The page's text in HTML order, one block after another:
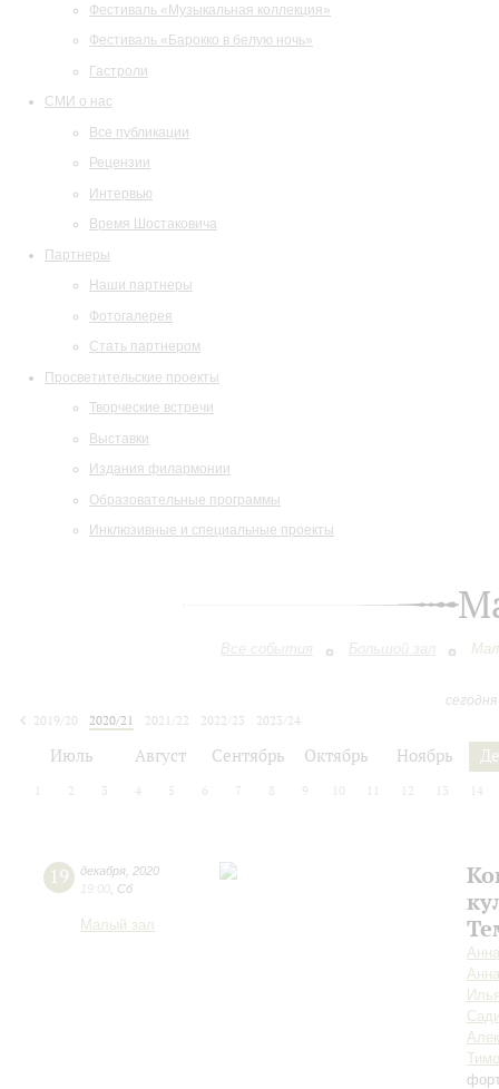
Фестиваль «Музыкальная коллекция»
Фестиваль «Барокко в белую ночь»
Гастроли
СМИ о нас
Все публикации
Рецензии
Интервью
Время Шостаковича
Партнеры
Наши партнеры
Фотогалерея
Стать партнером
Просветительские проекты
Творческие встречи
Выставки
Издания филармонии
Образовательные программы
Инклюзивные и специальные проекты
Все события Большой зал
2019/20
2020/21 2021/22 2022/23
2023/24
Июль Август Сентябрь Октябрь Ноябрь
2 3 4 5 6 7 8 9 10 12 13 14
19 декабря 2020
19:00 Сб
Малый зал